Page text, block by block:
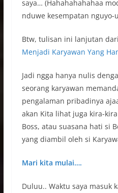
saya… (Hahahahahahaa
nduwe kesempatan nguyo-
Btw, tulisan ini lanjutan
Menjadi Karyawan Yang
Jadi ngga hanya nulis
seorang karyawan
pengalaman pribadinya
akan Kita lihat juga kira-
Boss, atau suasana hati si
yang diambil oleh si
Mari kita mulai….
Duluu.. Waktu saya masuk